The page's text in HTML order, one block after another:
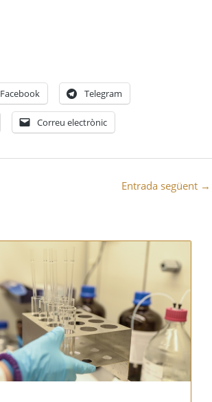
Facebook Telegram
Correu electrònic
Entrada següent →